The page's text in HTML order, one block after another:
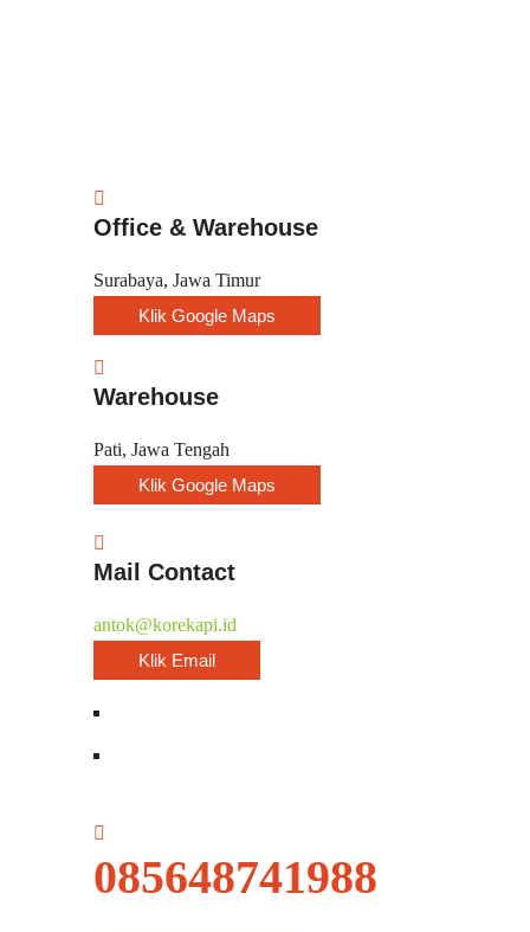
Office & Warehouse
Surabaya, Jawa Timur
Klik Google Maps
Warehouse
Pati, Jawa Tengah
Klik Google Maps
Mail Contact
antok@korekapi.id
Klik Email
085648741988